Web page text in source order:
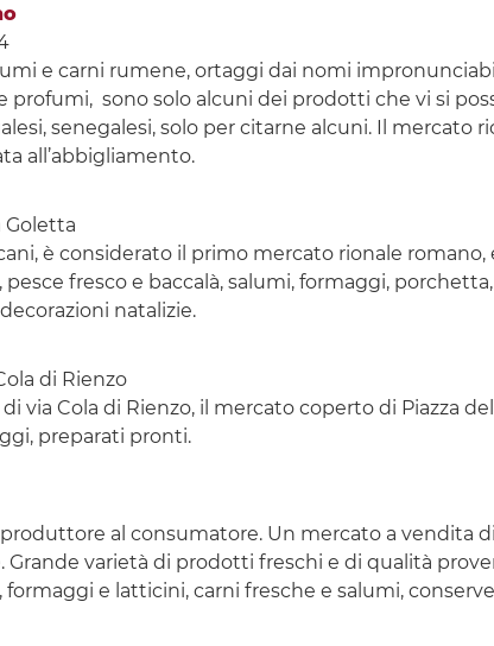
e carni rumene, ortaggi dai nomi
profumi, sono solo alcuni dei prodotti che vi si
senegalesi, solo per citarne alcuni. Il mercato
all’abbigliamento.
Goletta
è considerato il primo mercato rionale
fresco e baccalà, salumi, formaggi,
natalizie.
di Rienzo
via Cola di Rienzo, il mercato coperto di Piazza
preparati pronti.
al consumatore. Un mercato a vendita
Grande varietà di prodotti freschi e di qualità
e latticini, carni fresche e salumi,